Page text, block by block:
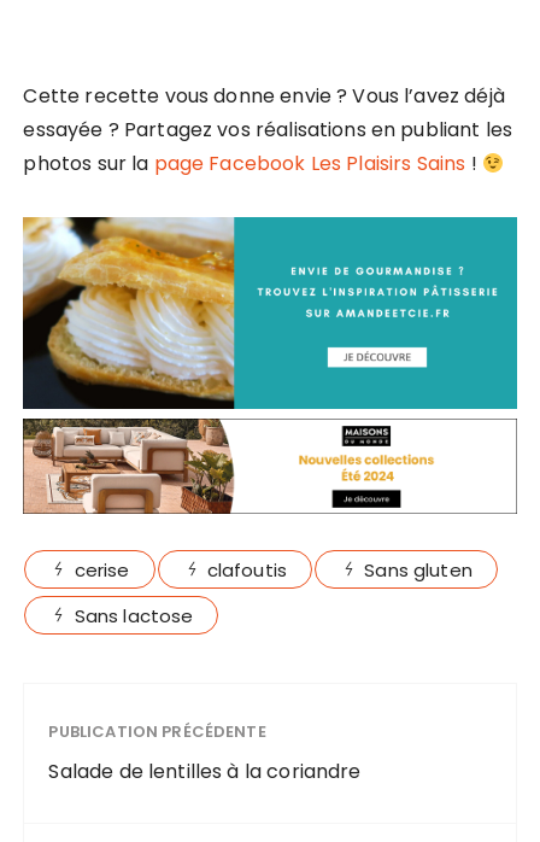
Cette recette vous donne envie ? Vous l’avez déjà
essayée ? Partagez vos réalisations en publiant les
photos sur la page Facebook Les Plaisirs Sains !
cerise clafoutis
Sans gluten
Sans lactose
PUBLICATION PRÉCÉDENTE
Salade de lentilles à la coriandre